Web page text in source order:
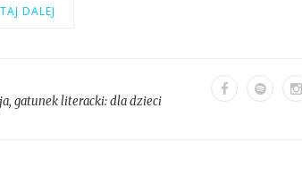
DALEJ
, gatunek literacki:dla dzieci